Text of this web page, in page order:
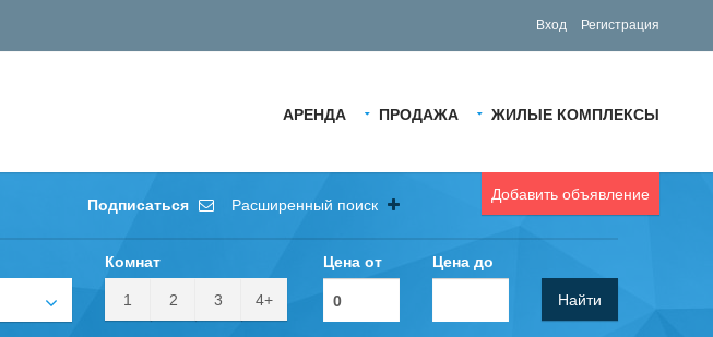
Вход Регистрация
АРЕНДА ПРОДАЖА ЖИЛЫЕ КОМПЛЕКСЫ
Добавить объявление
Подписаться Расширенный поиск
Комнат
1 2 3 4+
Цена от Цена до
Найти